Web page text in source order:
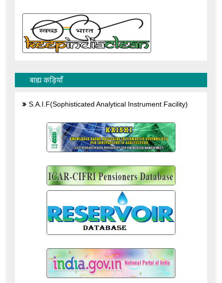
बाह्य कड़ियाँ
S.A.I.F(Sophisticated Analytical Instrument Facility)